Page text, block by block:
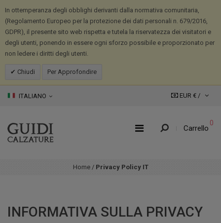
In ottemperanza degli obblighi derivanti dalla normativa comunitaria,
(Regolamento Europeo per la protezione dei dati personali n. 679/2016,
GDPR), il presente sito web rispetta e tutela la riservatezza dei visitatori e
degli utenti, ponendo in essere ogni sforzo possibile e proporzionato per
non ledere i diritti degli utenti.
Chiudi Per Approfondire
ITALIANO EUR € /
Carrello
0
Home / Privacy Policy IT
INFORMATIVA SULLA PRIVACY